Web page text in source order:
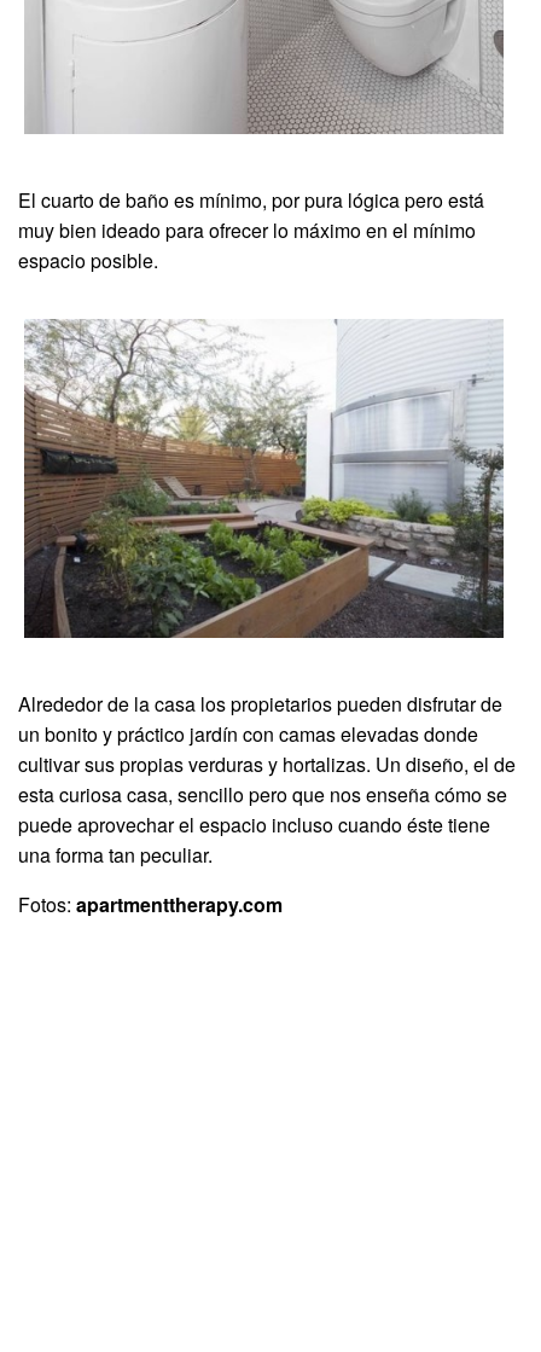
El cuarto de baño es mínimo, por pura lógica pero está
muy bien ideado para ofrecer lo máximo en el mínimo
espacio posible.
Alrededor de la casa los propietarios pueden disfrutar de
un bonito y práctico jardín con camas elevadas donde
cultivar sus propias verduras y hortalizas. Un diseño, el de
esta curiosa casa, sencillo pero que nos enseña cómo se
puede aprovechar el espacio incluso cuando éste tiene
una forma tan peculiar.
Fotos: apartmenttherapy.com